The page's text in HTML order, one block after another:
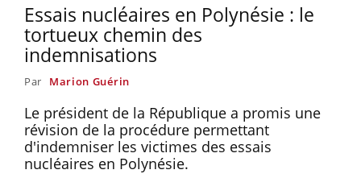
Essais nucléaires en Polynésie : le
tortueux chemin des
indemnisations
Par Marion Guérin
Le président de la République a promis une
révision de la procédure permettant
d'indemniser les victimes des essais
nucléaires en Polynésie.